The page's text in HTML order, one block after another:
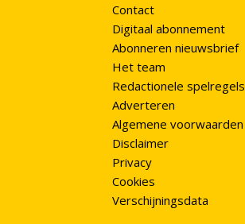
Contact
Digitaal abonnement
Abonneren nieuwsbrief
Het team
Redactionele spelregels
Adverteren
Algemene voorwaarden
Disclaimer
Privacy
Cookies
Verschijningsdata